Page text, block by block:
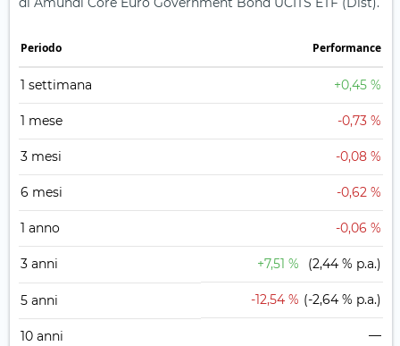
Periodo Performance
1 settimana +0,45 %
1 mese -0,73 %
3 mesi -0,08 %
6 mesi -0,62 %
1 anno -0,06 %
3 anni +7,51 % (2,44 % p.a.)
5 anni -12,54 % (-2,64 % p.a.)
10 anni —